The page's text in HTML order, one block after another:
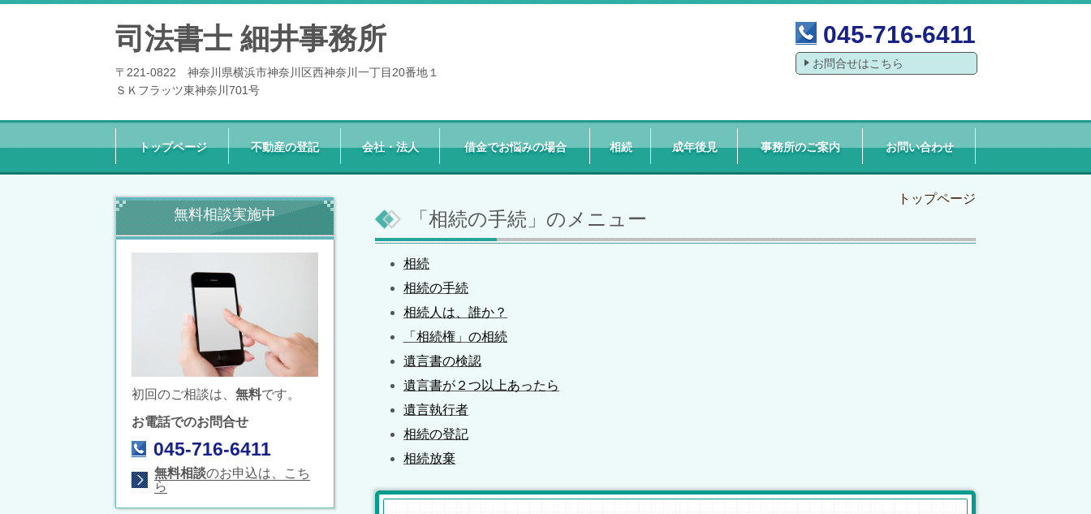
司法書士 細井事務所
〒221-0822 神奈川県横浜市神奈川区西神奈川一丁目20番地１
ＳＫフラッツ東神奈川701号
045-716-6411
お問合せはこちら
トップページ 不動産の登記 会社・法人 借金でお悩みの場合 相続 成年後見 事務所のご案内 お問い合わせ
トップページ
「相続の手続」のメニュー
相続
相続の手続
相続人は、誰か？
「相続権」の相続
遺言書の検認
遺言書が２つ以上あったら
遺言執行者
相続の登記
相続放棄
無料相談実施中
初回のご相談は、 無料です。
お電話でのお問合せ
045-716-6411
無料相談のお申込は、こち
ら